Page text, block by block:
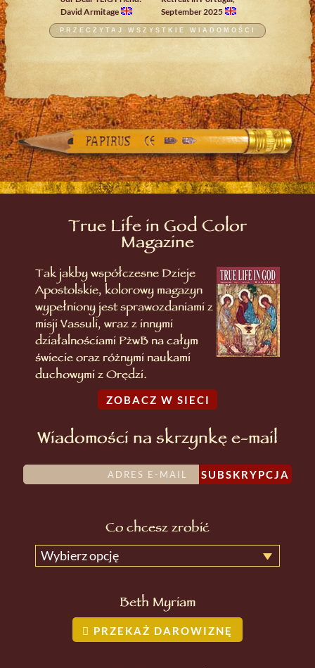
David Armitage
September 2025
PRZECZYTAJ WSZYSTKIE WIADOMOŚCI
True Life in God Color
Magazine
Tak jakby współczesne Dzieje
Apostolskie, kolorowy magazyn
wypełniony jest sprawozdaniami z
misji Vassuli, wraz z innymi
działalnościami PżwB na całym
świecie oraz różnymi naukami
duchowymi z Orędzi.
ZOBACZ W SIECI
Wiadomości na skrzynkę e-mail
SUBSKRYPCJA
Co chcesz zrobić
Wybierz opcję
Beth Myriam
PRZEKAŻ DAROWIZNĘ